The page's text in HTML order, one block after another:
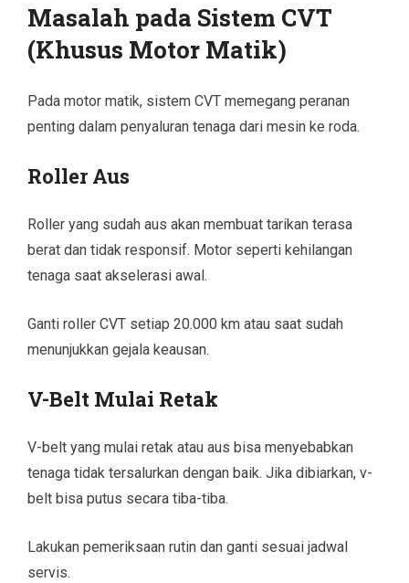
Masalah pada Sistem CVT
(Khusus Motor Matik)
Pada motor matik, sistem CVT memegang peranan
penting dalam penyaluran tenaga dari mesin ke roda.
Roller Aus
Roller yang sudah aus akan membuat tarikan terasa
berat dan tidak responsif. Motor seperti kehilangan
tenaga saat akselerasi awal.
Ganti roller CVT setiap 20.000 km atau saat sudah
menunjukkan gejala keausan.
V-Belt Mulai Retak
V-belt yang mulai retak atau aus bisa menyebabkan
tenaga tidak tersalurkan dengan baik. Jika dibiarkan, v-
belt bisa putus secara tiba-tiba.
Lakukan pemeriksaan rutin dan ganti sesuai jadwal
servis.